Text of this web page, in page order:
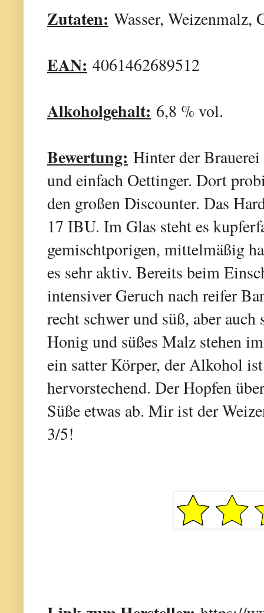
Zutaten: Wasser, Weizenmalz,
EAN: 4061462689512
Alkoholgehalt: 6,8 % vol.
Bewertung: Hinter der
und einfach Oettinger. Dort
den großen Discounter. Das
17 IBU. Im Glas steht es
gemischtporigen, mittelmäßig
es sehr aktiv. Bereits beim
intensiver Geruch nach reifer
recht schwer und süß, aber
Honig und süßes Malz stehen
ein satter Körper, der Alkohol
hervorstechend. Der Hopfen
Süße etwas ab. Mir ist der
3/5!